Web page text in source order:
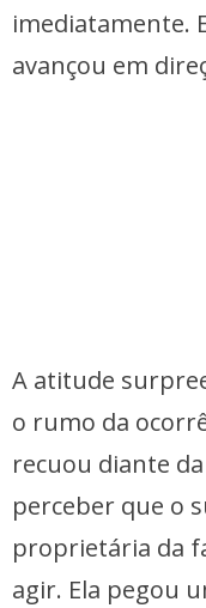
imediatamente.
avançou em
A atitude
o rumo da
recuou diante
perceber que o
proprietária da
agir. Ela pegou